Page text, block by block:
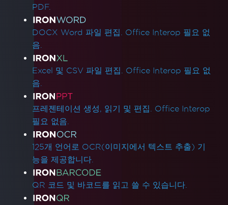
PDF.
DOCX Word 파일 편집. Office Interop 필요 없
음.
Excel 및 CSV 파일 편집. Office Interop 필요 없
음.
프레젠테이션 생성, 읽기 및 편집. Office Interop
필요 없음.
125개 언어로 OCR(이미지에서 텍스트 추출) 기
능을 제공합니다.
QR 코드 및 바코드를 읽고 쓸 수 있습니다.